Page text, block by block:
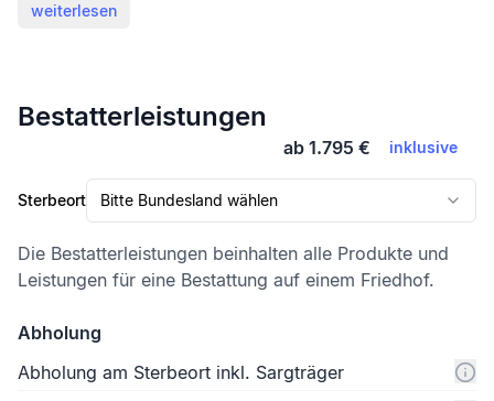
weiterlesen
Bestatterleistungen
ab 1.795 € inklusive
Sterbeort Bitte Bundesland wählen
Die Bestatterleistungen beinhalten alle Produkte und
Leistungen für eine Bestattung auf einem Friedhof.
Abholung
Abholung am Sterbeort inkl. Sargträger